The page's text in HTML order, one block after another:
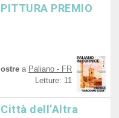
PREMIO
a Paliano - FR
Letture: 11
dell’Altra